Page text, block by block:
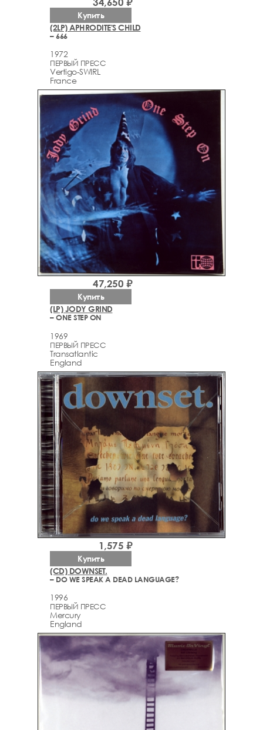
(2LP) APHRODITE'S CHILD
– 666
1972
ПЕРВЫЙ ПРЕСС
Vertigo-SWIRL
France
Купить
(LP) JODY GRIND
– ONE STEP ON
1969
ПЕРВЫЙ ПРЕСС
Transatlantic
England
47,250 ₽
Купить
(CD) DOWNSET.
– DO WE SPEAK A DEAD LANGUAGE?
1996
ПЕРВЫЙ ПРЕСС
Mercury
England
1,575 ₽
Купить